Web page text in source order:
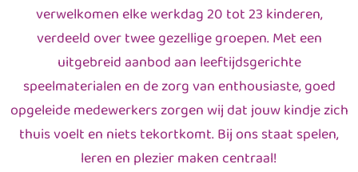
verwelkomen elke werkdag 20 tot 23 kinderen,
verdeeld over twee gezellige groepen. Met een
uitgebreid aanbod aan leeftijdsgerichte
speelmaterialen en de zorg van enthousiaste, goed
opgeleide medewerkers zorgen wij dat jouw kindje zich
thuis voelt en niets tekortkomt. Bij ons staat spelen,
leren en plezier maken centraal!